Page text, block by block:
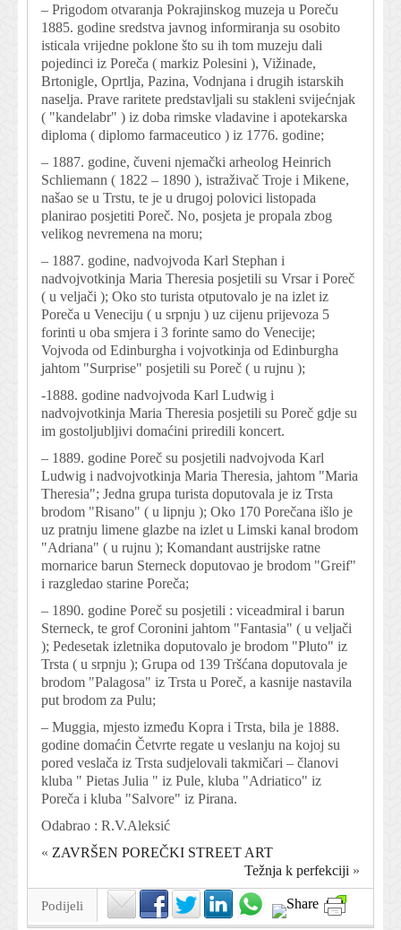
– Prigodom otvaranja Pokrajinskog muzeja u Poreču
1885. godine sredstva javnog informiranja su osobito
isticala vrijedne poklone što su ih tom muzeju dali
pojedinci iz Poreča ( markiz Polesini ), Vižinade,
Brtonigle, Oprtlja, Pazina, Vodnjana i drugih istarskih
naselja. Prave raritete predstavljali su stakleni svijećnjak
( "kandelabr" ) iz doba rimske vladavine i apotekarska
diploma ( diplomo farmaceutico ) iz 1776. godine;
– 1887. godine, čuveni njemački arheolog Heinrich
Schliemann ( 1822 – 1890 ), istraživač Troje i Mikene,
našao se u Trstu, te je u drugoj polovici listopada
planirao posjetiti Poreč. No, posjeta je propala zbog
velikog nevremena na moru;
– 1887. godine, nadvojvoda Karl Stephan i
nadvojvotkinja Maria Theresia posjetili su Vrsar i Poreč
( u veljači ); Oko sto turista otputovalo je na izlet iz
Poreča u Veneciju ( u srpnju ) uz cijenu prijevoza 5
forinti u oba smjera i 3 forinte samo do Venecije;
Vojvoda od Edinburgha i vojvotkinja od Edinburgha
jahtom "Surprise" posjetili su Poreč ( u rujnu );
-1888. godine nadvojvoda Karl Ludwig i
nadvojvotkinja Maria Theresia posjetili su Poreč gdje su
im gostoljubljivi domaćini priredili koncert.
– 1889. godine Poreč su posjetili nadvojvoda Karl
Ludwig i nadvojvotkinja Maria Theresia, jahtom "Maria
Theresia"; Jedna grupa turista doputovala je iz Trsta
brodom "Risano" ( u lipnju ); Oko 170 Porečana išlo je
uz pratnju limene glazbe na izlet u Limski kanal brodom
"Adriana" ( u rujnu ); Komandant austrijske ratne
mornarice barun Sterneck doputovao je brodom "Greif"
i razgledao starine Poreča;
– 1890. godine Poreč su posjetili : viceadmiral i barun
Sterneck, te grof Coronini jahtom "Fantasia" ( u veljači
); Pedesetak izletnika doputovalo je brodom "Pluto" iz
Trsta ( u srpnju ); Grupa od 139 Tršćana doputovala je
brodom "Palagosa" iz Trsta u Poreč, a kasnije nastavila
put brodom za Pulu;
– Muggia, mjesto između Kopra i Trsta, bila je 1888.
godine domaćin Četvrte regate u veslanju na kojoj su
pored veslača iz Trsta sudjelovali takmičari – članovi
kluba " Pietas Julia " iz Pule, kluba "Adriatico" iz
Poreča i kluba "Salvore" iz Pirana.
Odabrao : R.V.Aleksić
« ZAVRŠEN POREČKI STREET ART
Težnja k perfekciji »
Podijeli